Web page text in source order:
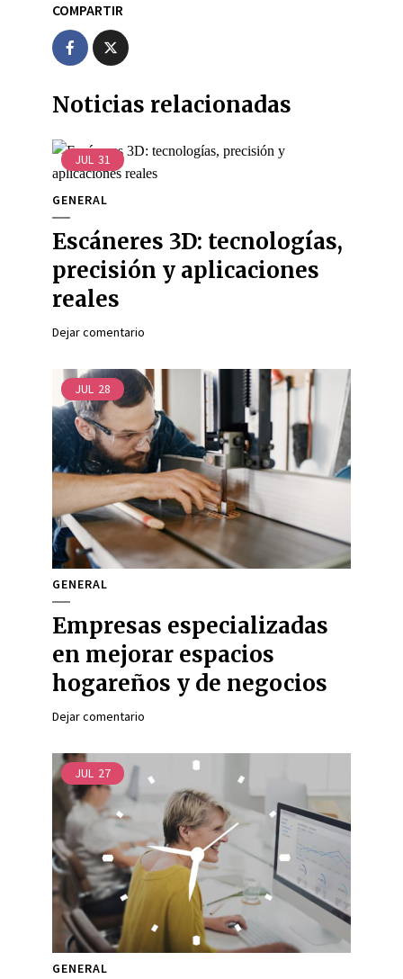
COMPARTIR
Noticias relacionadas
JUL 31
GENERAL
Escáneres 3D: tecnologías,
precisión y aplicaciones
reales
Dejar comentario
JUL 28
GENERAL
Empresas especializadas
en mejorar espacios
hogareños y de negocios
Dejar comentario
JUL 27
GENERAL